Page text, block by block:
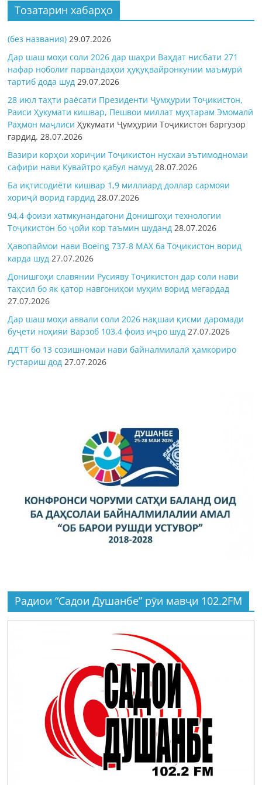
Тозатарин хабарҳо
(без названия) 29.07.2026
Дар шаш моҳи соли 2026 дар шаҳри Ваҳдат нисбати 271
нафар ноболиғ парвандаҳои ҳуқуқвайронкунии маъмурӣ
тартиб дода шуд 29.07.2026
28 июл таҳти раёсати Президенти Ҷумҳурии Тоҷикистон,
Раиси Ҳукумати кишвар, Пешвои миллат муҳтарам Эмомалӣ
Раҳмон маҷлисиҲукумати Ҷумҳурии Тоҷикистон баргузор
гардид. 28.07.2026
Вазири корҳои хориҷии Тоҷикистон нусхаи эътимодномаи
сафири нави Кувайтро қабул намуд 28.07.2026
Ба иқтисодиёти кишвар 1,9 миллиард доллар сармояи
хориҷӣ ворид гардид 28.07.2026
94,4 фоизи хатмкунандагони Донишгоҳи технологии
Тоҷикистон бо ҷойи кор таъмин шуданд 28.07.2026
Ҳавопаймои нави Boeing 737-8 MAX ба Тоҷикистон ворид
карда шуд 27.07.2026
Донишгоҳи славянии Русияву Тоҷикистон дар соли нави
таҳсил бо як қатор навгониҳои муҳим ворид мегардад
27.07.2026
Дар шаш моҳи аввали соли 2026 нақшаи қисми даромади
буҷети ноҳияи Варзоб 103,4 фоиз иҷро шуд 27.07.2026
ДДТТ бо 13 созишномаи нави байналмилалӣ ҳамкориро
густариш дод 27.07.2026
Радиои “Садои Душанбе” рӯи мавҷи 102.2FM